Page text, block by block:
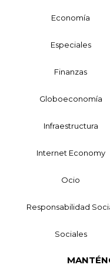
Economía
Especiales
Finanzas
Globoeconomía
Infraestructura
Internet Economy
Ocio
Responsabilidad
Sociales